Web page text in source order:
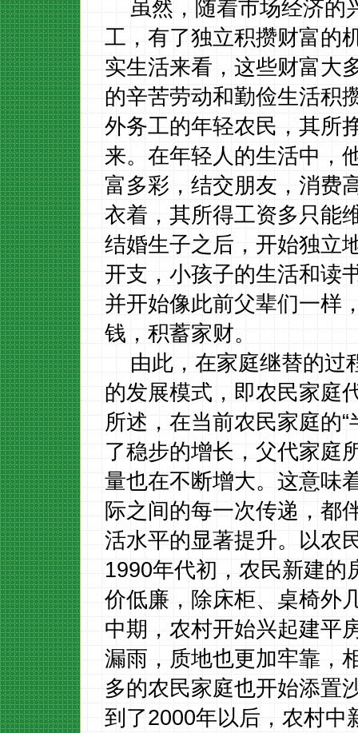
虽然，随着市场经济的
工，有了独立积攒财富的
实生活来看，这些财富大
的辛苦劳动和勤俭生活积
外务工的年轻农民，其所
来。在年轻人的生活中，
富多彩，结交朋友，消费
衣着，其所得工资多只能
结婚生子之后，开始独立
开支，小孩子的生活和读
并开始像此前父辈们一样
钱，积蓄家财。
由此，在家庭继替的过
的发展模式，即农民家庭
所述，在当前农民家庭的
了稳步的增长，父代家庭
量也在不断增大。这意味
际之间的每一次传递，都
活水平的显著提升。以农
1990年代初，农民新建的
价低廉，除床柜、桌椅外
中期，农村开始兴起建平
漏雨，质地也更加牢靠，
多的农民家庭也开始添置
到了2000年以后，农村中